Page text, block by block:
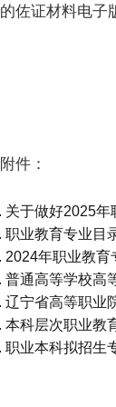
佐证材料电子
附件：
关于做好2025年
职业教育专业目
2024年职业教育
普通高等学校高
辽宁省高等职业
本科层次职业教
职业本科拟招生